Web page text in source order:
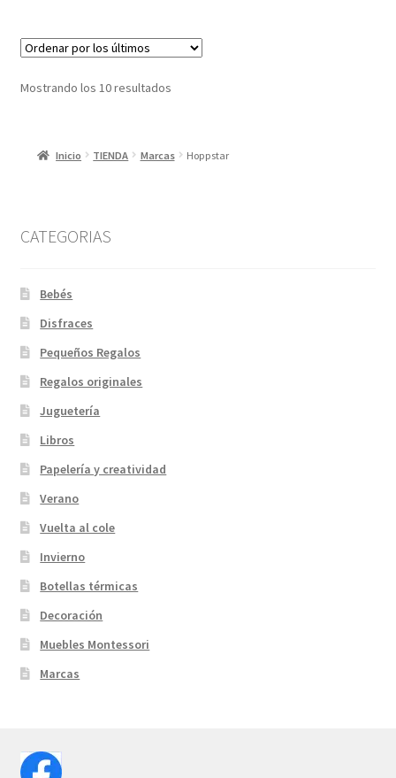
Mostrando los 10 resultadosOrdenado
Inicio TIENDA Marcas Hoppstar
CATEGORIAS
Bebés
Disfraces
Pequeños Regalos
Regalos originales
Juguetería
Libros
Papelería y creatividad
Verano
Vuelta al cole
Invierno
Botellas térmicas
Decoración
Muebles Montessori
Marcas